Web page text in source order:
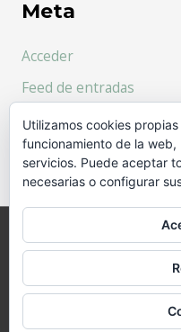
Meta
Acceder
Feed de entradas
Feed de comentarios
WordPress.org
Copyright © 2026
Aviso legal y ley de
Utilizamos cookies
funcionamiento de la
servicios. Puede aceptar
necesarias o configurar